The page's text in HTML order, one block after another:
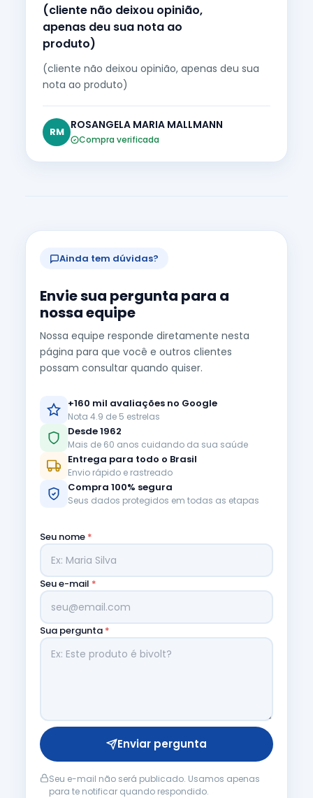
(cliente não deixou opinião,
apenas deu sua nota ao
produto)
(cliente não deixou opinião, apenas deu sua
nota ao produto)
RM
ROSANGELA MARIA MALLMANN
Compra verificada
Ainda tem dúvidas?
Envie sua pergunta para a
nossa equipe
Nossa equipe responde diretamente nesta
página para que você e outros clientes
possam consultar quando quiser.
+160 mil avaliações no Google
Nota 4.9 de 5 estrelas
Desde 1962
Mais de 60 anos cuidando da sua saúde
Entrega para todo o Brasil
Envio rápido e rastreado
Compra 100% segura
Seus dados protegidos em todas as etapas
Seu nome *
Seu e-mail *
Sua pergunta *
Enviar pergunta
Seu e-mail não será publicado. Usamos apenas
para te notificar quando respondido.